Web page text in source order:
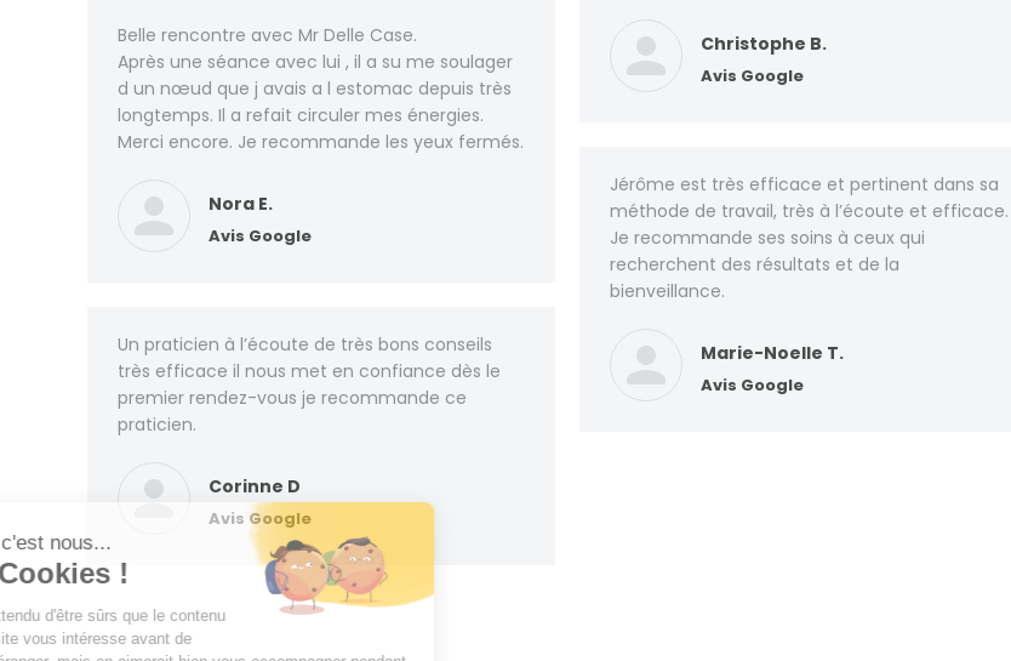
Christophe B.
Avis Google
Belle rencontre avec Mr Delle Case.
Après une séance avec lui , il a su me soulager
d un nœud que j avais a l estomac depuis très
longtemps. Il a refait circuler mes énergies.
Merci encore. Je recommande les yeux fermés.
Nora E.
Avis Google
Jérôme est très efficace et pertinent dans sa
méthode de travail, très à l’écoute et efficace.
Je recommande ses soins à ceux qui
recherchent des résultats et de la
bienveillance.
Marie-Noelle T.
Avis Google
Un praticien à l’écoute de très bons conseils
très efficace il nous met en confiance dès le
premier rendez-vous je recommande ce
praticien.
Corinne D
Avis Google
Salut c'est nous...
les Cookies !
On a attendu d'être sûrs que le contenu
de ce site vous intéresse avant de